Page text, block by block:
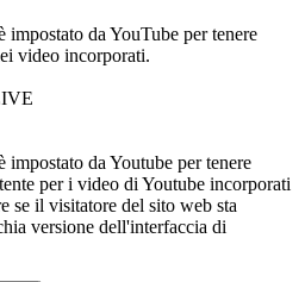
impostato da YouTube per tenere
video incorporati.
impostato da Youtube per tenere
per i video di Youtube incorporati
se il visitatore del sito web sta
versione dell'interfaccia di